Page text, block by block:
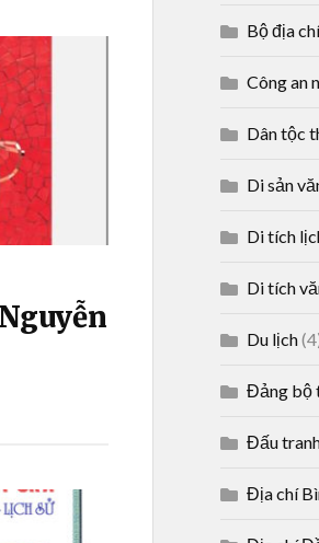
Bộ địa
Công an
Dân tộc
Di sản
Di tích
Di tích
Du lịch
Đảng bộ
Đấu
Địa chí